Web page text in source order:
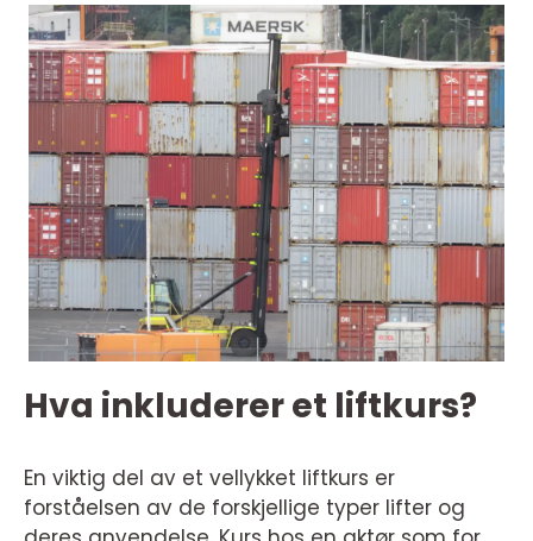
Hva inkluderer et liftkurs?
En viktig del av et vellykket liftkurs er
forståelsen av de forskjellige typer lifter og